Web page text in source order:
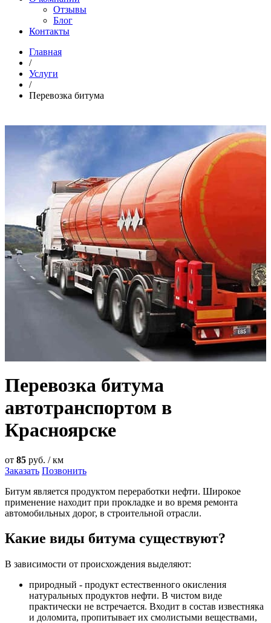
Отзывы
Блог
Контакты
Главная
/
Услуги
/
Перевозка битума
Перевозка битума
автотранспортом в
Красноярске
от 85 руб. / км
Заказать Позвонить
Битум является продуктом переработки нефти. Широкое
применение находит при прокладке и во время ремонта
автомобильных дорог, в строительной отрасли.
Какие виды битума существуют?
В зависимости от происхождения выделяют:
природный - продукт естественного окисления
натуральных продуктов нефти. В чистом виде
практически не встречается. Входит в состав известняка
и доломита, пропитывает их смолистыми веществами,